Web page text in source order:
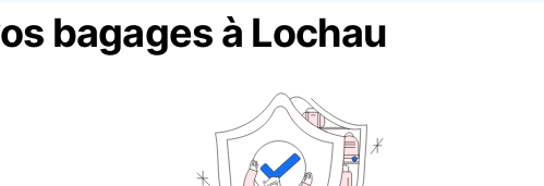
bagages à Lochau